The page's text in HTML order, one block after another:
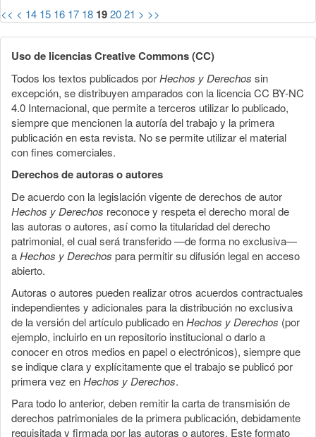
<< < 14 15 16 17 18 192021 > >>
Uso de licencias Creative Commons (CC)
Todos los textos publicados porHechos y Derechos sin
excepción, se distribuyen amparados con la licencia CC BY-NC
4.0 Internacional, que permite a terceros utilizar lo publicado,
siempre que mencionen la autoría del trabajo y la primera
publicación en esta revista. No se permite utilizar el material
con fines comerciales.
Derechos de autoras o autores
De acuerdo con la legislación vigente de derechos de autor
Hechos y Derechos reconoce y respeta el derecho moral de
las autoras o autores, así como la titularidad del derecho
patrimonial, el cual será transferido —de forma no exclusiva—
aHechos y Derechos para permitir su difusión legal en acceso
abierto.
Autoras o autores pueden realizar otros acuerdos contractuales
independientes y adicionales para la distribución no exclusiva
de la versión del artículo publicado enHechos y Derechos (por
ejemplo, incluirlo en un repositorio institucional o darlo a
conocer en otros medios en papel o electrónicos), siempre que
se indique clara y explícitamente que el trabajo se publicó por
primera vez enHechos y Derechos.
Para todo lo anterior, deben remitir la carta de transmisión de
derechos patrimoniales de la primera publicación, debidamente
requisitada y firmada por las autoras o autores. Este formato